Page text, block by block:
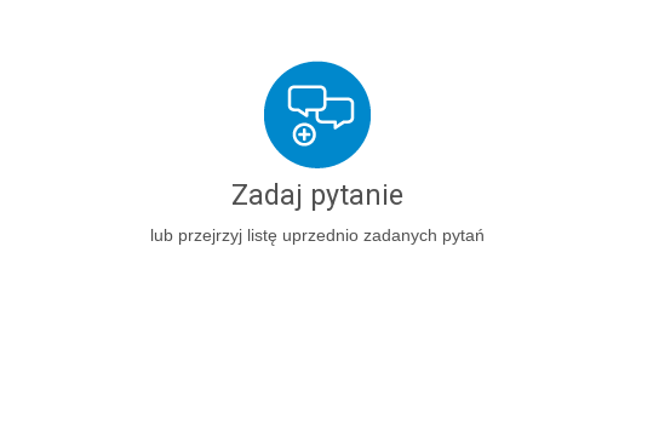
Zadaj pytanie
lub przejrzyj listę uprzednio zadanych pytań